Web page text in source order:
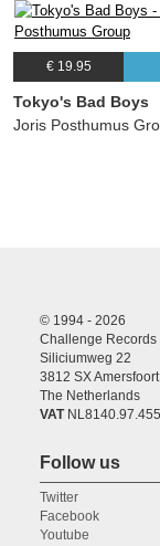
€ 19.95
Tokyo's Bad Boys
Joris Posthumus
© 1994 - 2026
Challenge Records
Siliciumweg 22
3812 SX Amersfoort
The Netherlands
VAT
Follow us
Twitter
Facebook
Youtube